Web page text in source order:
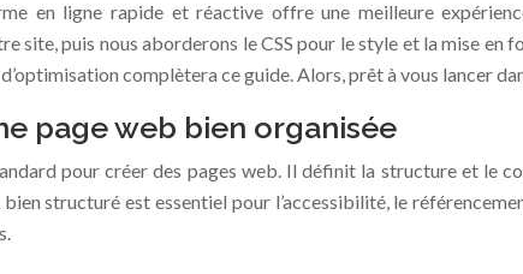
en ligne rapide et réactive offre une meilleure
puis nous aborderons le CSS pour le style et la mise en
complètera ce guide. Alors, prêt à vous lancer
page web bien organisée
pour créer des pages web. Il définit la structure et le
structuré est essentiel pour l’accessibilité, le